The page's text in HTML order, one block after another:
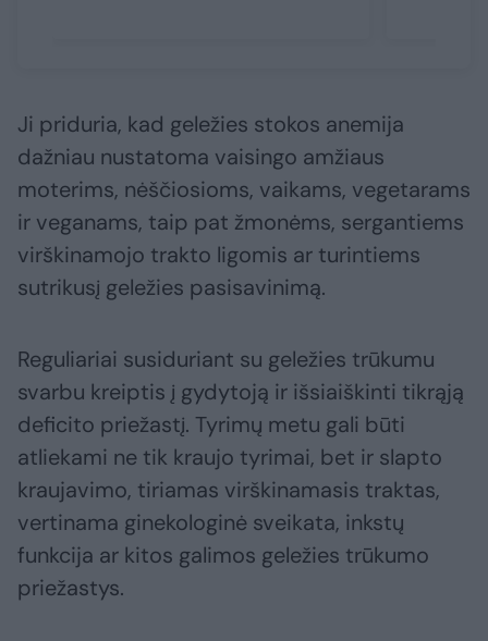
Ji priduria, kad geležies stokos anemija
dažniau nustatoma vaisingo amžiaus
moterims, nėščiosioms, vaikams, vegetarams
ir veganams, taip pat žmonėms, sergantiems
virškinamojo trakto ligomis ar turintiems
sutrikusį geležies pasisavinimą.
Reguliariai susiduriant su geležies trūkumu
svarbu kreiptis į gydytoją ir išsiaiškinti tikrąją
deficito priežastį. Tyrimų metu gali būti
atliekami ne tik kraujo tyrimai, bet ir slapto
kraujavimo, tiriamas virškinamasis traktas,
vertinama ginekologinė sveikata, inkstų
funkcija ar kitos galimos geležies trūkumo
priežastys.